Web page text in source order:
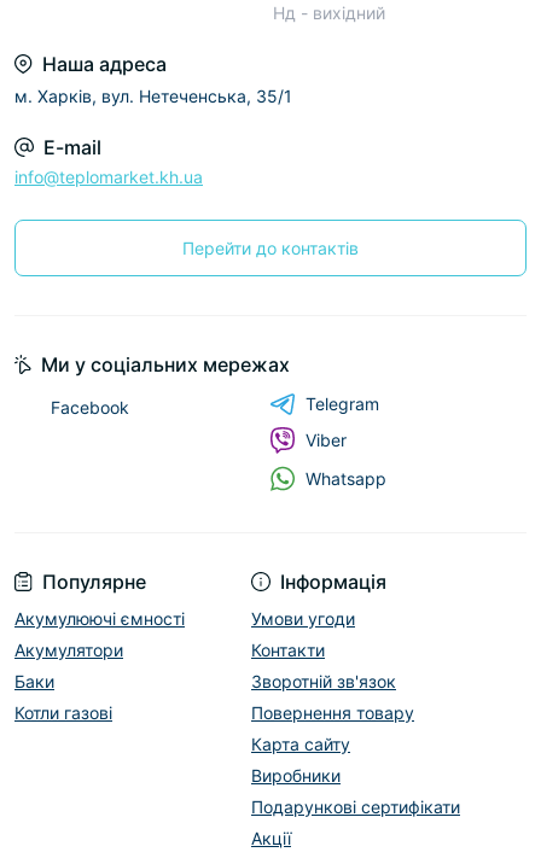
Нд - вихідний
Наша адреса
м. Харків, вул. Нетеченська, 35/1
E-mail
info@teplomarket.kh.ua
Перейти до контактів
Популярне
Акумулюючі ємності
Акумулятори
Баки
Котли газові
Інформація
Умови угоди
Контакти
Зворотній зв'язок
Повернення товару
Карта сайту
Виробники
Подарункові сертифікати
Акції
Ми у соціальних мережах
Facebook
Telegram
Viber
Whatsapp